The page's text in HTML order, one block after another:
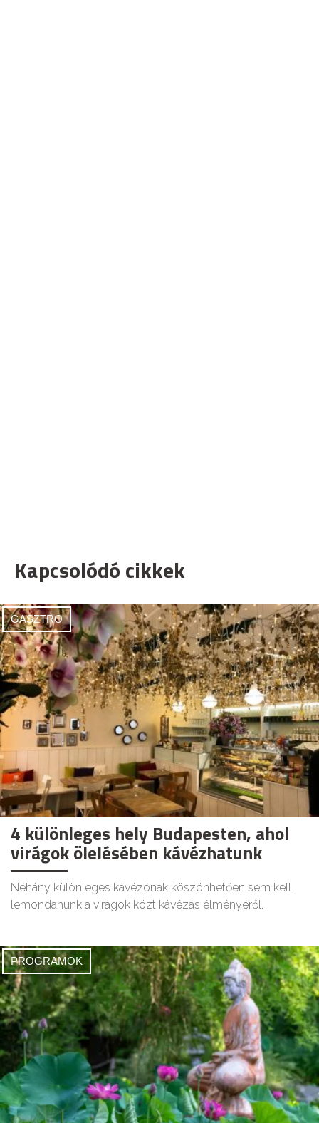
Kapcsolódó cikkek
GASZTRO
4 különleges hely Budapesten, ahol
virágok ölelésében kávézhatunk
Néhány különleges kávézónak köszönhetően sem kell
lemondanunk a virágok közt kávézás élményéről.
PROGRAMOK